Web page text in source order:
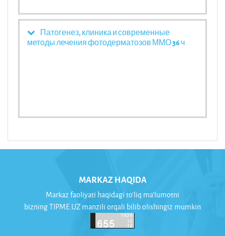
Патогенез, клиника и современные
методы лечения фотодерматозов ММО 36 ч
MARKAZ HAQIDA
Markaz faoliyati haqidagi to'liq ma'lumotni
bizning TIPME.UZ manzili orqali bilib olishingiz mumkin